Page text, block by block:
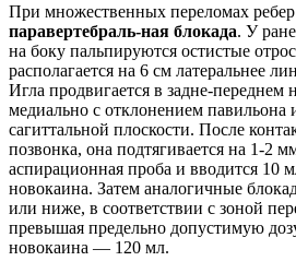
При множественных переломах
паравертебраль-ная блокада. У
на боку пальпируются остистые
располагается на 6 см латеральнее
Игла продвигается в задне-переднем
медиально с отклонением павильона
сагиттальной плоскости. После
позвонка, она подтягивается на 1-2
аспирационная проба и вводится 10
новокаина. Затем аналогичные
или ниже, в соответствии с зоной
превышая предельно допустимую
новокаина — 120 мл.